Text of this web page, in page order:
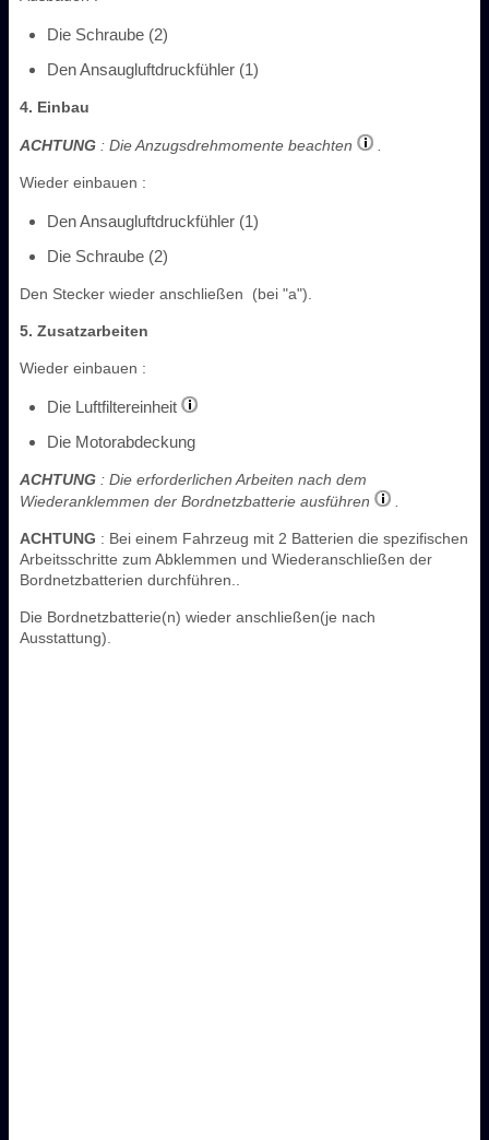
Die Schraube (2)
Den Ansaugluftdruckfühler (1)
4. Einbau
ACHTUNG : Die Anzugsdrehmomente beachten
Wieder einbauen :
Den Ansaugluftdruckfühler (1)
Die Schraube (2)
Den Stecker wieder anschließen (bei "a").
5. Zusatzarbeiten
Wieder einbauen :
Die Luftfiltereinheit
Die Motorabdeckung
ACHTUNG : Die erforderlichen Arbeiten nach dem
Wiederanklemmen der Bordnetzbatterie ausführen
ACHTUNG : Bei einem Fahrzeug mit 2 Batterien die spezifischen
Arbeitsschritte zum Abklemmen und Wiederanschließen der
Bordnetzbatterien durchführen..
Die Bordnetzbatterie(n) wieder anschließen(je nach
Ausstattung).